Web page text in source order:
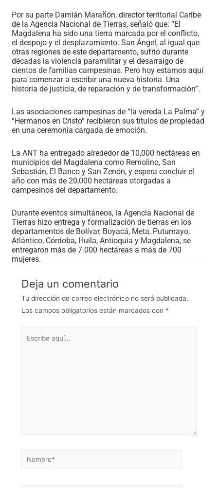
Por su parte Damián Marañón, director territorial Caribe
de la Agencia Nacional de Tierras, señaló que: “El
Magdalena ha sido una tierra marcada por el conflicto,
el despojo y el desplazamiento. San Ángel, al igual que
otras regiones de este departamento, sufrió durante
décadas la violencia paramilitar y el desarraigo de
cientos de familias campesinas. Pero hoy estamos aquí
para comenzar a escribir una nueva historia. Una
historia de justicia, de reparación y de transformación”.
Las asociaciones campesinas de “la vereda La Palma” y
“Hermanos en Cristo” recibieron sus títulos de propiedad
en una ceremonia cargada de emoción.
La ANT ha entregado alrededor de 10,000 hectáreas en
municipios del Magdalena como Remolino, San
Sebastián, El Banco y San Zenón, y espera concluir el
año con más de 20,000 hectáreas otorgadas a
campesinos del departamento.
Durante eventos simultáneos, la Agencia Nacional de
Tierras hizo entrega y formalización de tierras en los
departamentos de Bolívar, Boyacá, Meta, Putumayo,
Atlántico, Córdoba, Huila, Antioquia y Magdalena, se
entregaron más de 7.000 hectáreas a más de 700
mujeres.
Deja un comentario
Tu dirección de correo electrónico no será publicada.
Los campos obligatorios están marcados con *